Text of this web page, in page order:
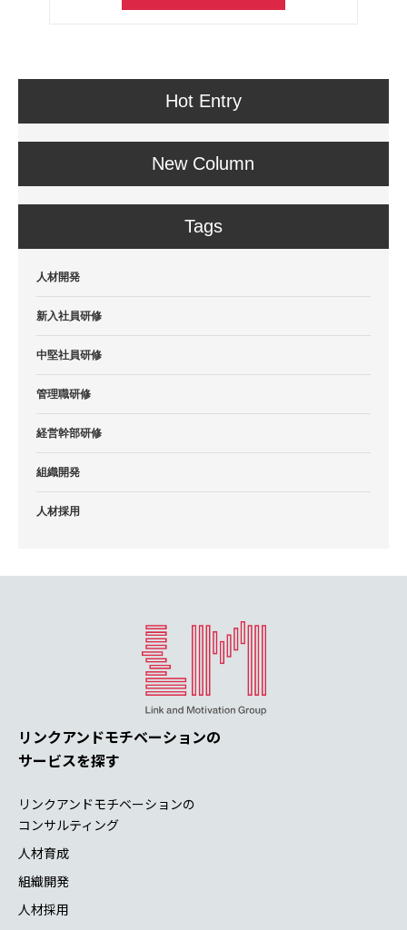
Hot Entry
New Column
Tags
人材開発
新入社員研修
中堅社員研修
管理職研修
経営幹部研修
組織開発
人材採用
リンクアンドモチベーションの
サービスを探す
リンクアンドモチベーションの
コンサルティング
人材育成
組織開発
人材採用